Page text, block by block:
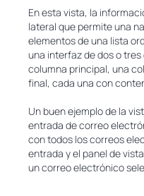
En esta vista, la
lateral que permite una
elementos de una lista
una interfaz de dos o
columna principal, una
final, cada una con
Un buen ejemplo de la
entrada de correo
con todos los correos
entrada y el panel de
un correo electrónico